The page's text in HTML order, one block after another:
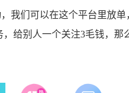
我们可以在这个平台里放单
给别人一个关注3毛钱，那